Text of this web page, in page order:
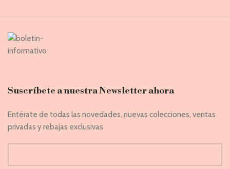
Suscríbete a nuestra Newsletter ahora
Entérate de todas las novedades, nuevas colecciones, ventas
privadas y rebajas exclusivas